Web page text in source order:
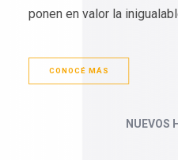
ponen en valor la
CONOCÉ MÁS
NUEVOS